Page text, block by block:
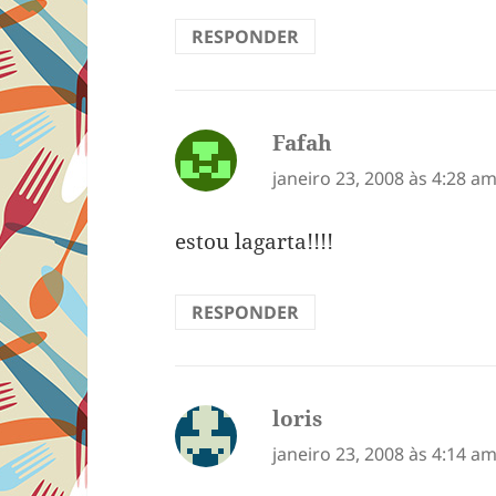
RESPONDER
Fafah
janeiro 23, 2008 às 4:28
estou lagarta!!!!
RESPONDER
loris
janeiro 23, 2008 às 4:14